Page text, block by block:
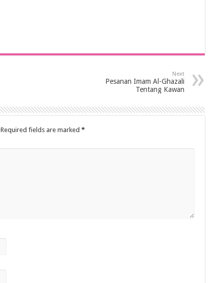
Next
Pesanan Imam Al-Ghazali
Tentang Kawan
Required fields are marked *